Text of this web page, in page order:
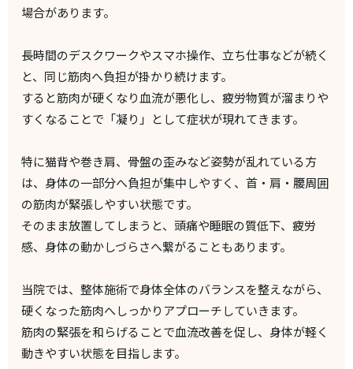
場合があります。
長時間のデスクワークやスマホ操作、立ち仕事などが続く
と、同じ筋肉へ負担が掛かり続けます。
すると筋肉が硬くなり血流が悪化し、疲労物質が溜まりや
すくなることで「凝り」として症状が現れてきます。
特に猫背や巻き肩、骨盤の歪みなど姿勢が乱れている方
は、身体の一部分へ負担が集中しやすく、首・肩・腰周囲
の筋肉が緊張しやすい状態です。
そのまま放置してしまうと、頭痛や睡眠の質低下、疲労
感、身体の動かしづらさへ繋がることもあります。
当院では、整体施術で身体全体のバランスを整えながら、
硬くなった筋肉へしっかりアプローチしていきます。
筋肉の緊張を和らげることで血流改善を促し、身体が軽く
動きやすい状態を目指します。